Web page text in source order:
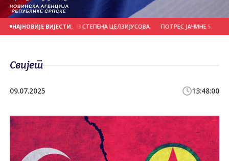
НАЈНОВИЈЕ ВИЈЕСТИ:
МОРА КОД МАЈОРКЕ 33 СТЕПЕНА ЦЕЛЗИЈУСОВА ПОТРЕС ЈАЧИНЕ 5,1
Свијет
09.07.2025 13:48:00